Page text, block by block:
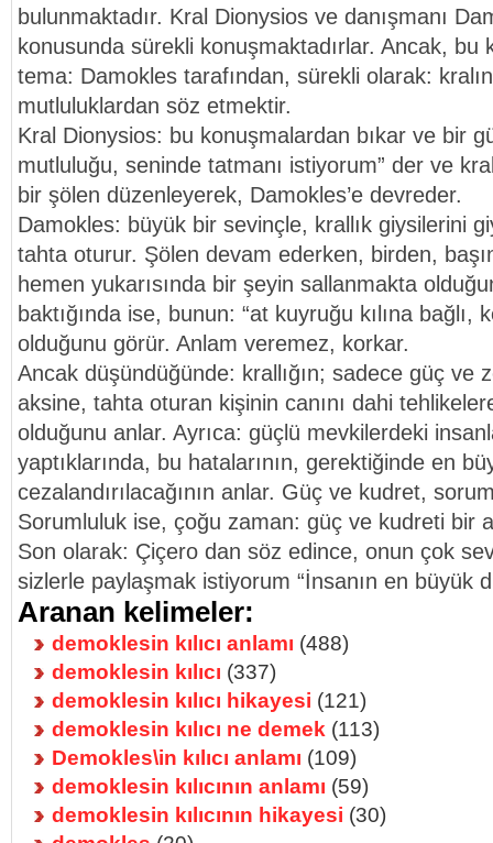
bulunmaktadır. Kral Dionysios ve danışmanı
konusunda sürekli konuşmaktadırlar. Ancak, bu
tema: Damokles tarafından, sürekli olarak:
mutluluklardan söz etmektir.
Kral Dionysios: bu konuşmalardan bıkar ve bir
mutluluğu, seninde tatmanı istiyorum” der ve
bir şölen düzenleyerek, Damokles’e devreder.
Damokles: büyük bir sevinçle, krallık giysilerini
tahta oturur. Şölen devam ederken, birden,
hemen yukarısında bir şeyin sallanmakta
baktığında ise, bunun: “at kuyruğu kılına bağlı,
olduğunu görür. Anlam veremez, korkar.
Ancak düşündüğünde: krallığın; sadece güç ve
aksine, tahta oturan kişinin canını dahi
olduğunu anlar. Ayrıca: güçlü mevkilerdeki
yaptıklarında, bu hatalarının, gerektiğinde en
cezalandırılacağının anlar. Güç ve kudret,
Sorumluluk ise, çoğu zaman: güç ve kudreti bir
Son olarak: Çiçero dan söz edince, onun çok
sizlerle paylaşmak istiyorum “İnsanın en büyük
Aranan kelimeler:
demoklesin kılıcı anlamı (488)
demoklesin kılıcı (337)
demoklesin kılıcı hikayesi (121)
demoklesin kılıcı ne demek (113)
Demokles\in kılıcı anlamı (109)
demoklesin kılıcının anlamı (59)
demoklesin kılıcının hikayesi (30)